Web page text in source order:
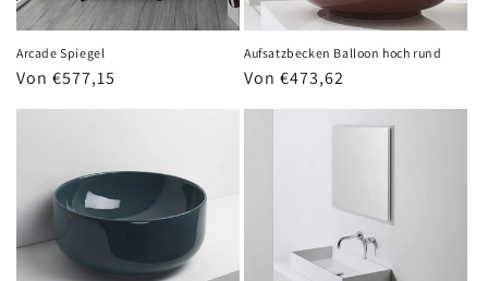
Arcade Spiegel
Normaler
Von €577,15
Aufsatzbecken Balloon hoch rund
Normaler
Von €473,62